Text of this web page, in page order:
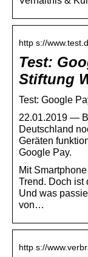
http s://
Test:
Stiftung
Test: Google
22.01.2019 —
Deutschland
Geräten
Google Pay.
Mit
Trend. Doch ist
Und was
von…
http s://